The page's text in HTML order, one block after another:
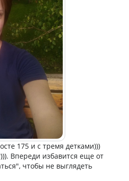
175 и с тремя детками)))
Впереди избавится еще от
чтобы не выглядеть